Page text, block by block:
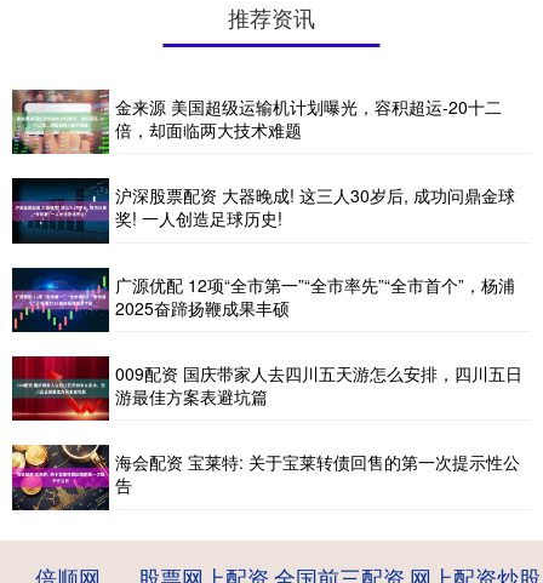
推荐资讯
金来源 美国超级运输机计划曝光，容积超运-20十二
倍，却面临两大技术难题
沪深股票配资 大器晚成! 这三人30岁后, 成功问鼎金球
奖! 一人创造足球历史!
广源优配 12项“全市第一”“全市率先”“全市首个”，杨浦
2025奋蹄扬鞭成果丰硕
009配资 国庆带家人去四川五天游怎么安排，四川五日
游最佳方案表避坑篇
海会配资 宝莱特: 关于宝莱转债回售的第一次提示性公
告
倍顺网 股票网上配资全国前三配资 网上配资炒股